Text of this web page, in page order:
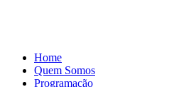
Home
Quem Somos
Programação